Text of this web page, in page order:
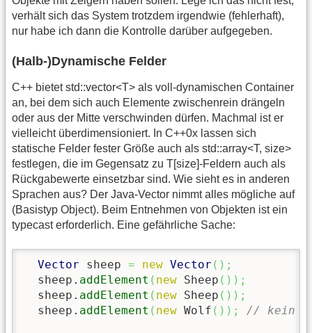
verhält sich das System trotzdem irgendwie (fehlerhaft),
nur habe ich dann die Kontrolle darüber aufgegeben.
(Halb-)Dynamische Felder
C++ bietet std::vector<T> als voll-dynamischen Container
an, bei dem sich auch Elemente zwischenrein drängeln
oder aus der Mitte verschwinden dürfen. Machmal ist er
vielleicht überdimensioniert. In C++0x lassen sich
statische Felder fester Größe auch als std::array<T, size>
festlegen, die im Gegensatz zu T[size]-Feldern auch als
Rückgabewerte einsetzbar sind. Wie sieht es in anderen
Sprachen aus? Der Java-Vector nimmt alles mögliche auf
(Basistyp Object). Beim Entnehmen von Objekten ist ein
typecast erforderlich. Eine gefährliche Sache:
Vector sheep = new Vector ( ) ;
  sheep.
addElement ( new Sheep ( ) ) ;
  sheep.
addElement ( new Sheep ( ) ) ;
  sheep.
addElement ( new Wolf ( ) ) ; // kein